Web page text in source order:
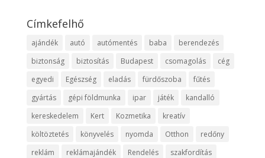
Címkefelhő
ajándék autó autómentés baba
berendezés
biztonság
biztosítás Budapest csomagolás
cég
egyedi
Egészség eladás fürdőszoba
fűtés
gyártás
gépi földmunka ipar játék
kandalló
kereskedelem
Kert Kozmetika
kreatív
költöztetés
könyvelés nyomda Otthon
redőny
reklám
reklámajándék Rendelés
szakfordítás